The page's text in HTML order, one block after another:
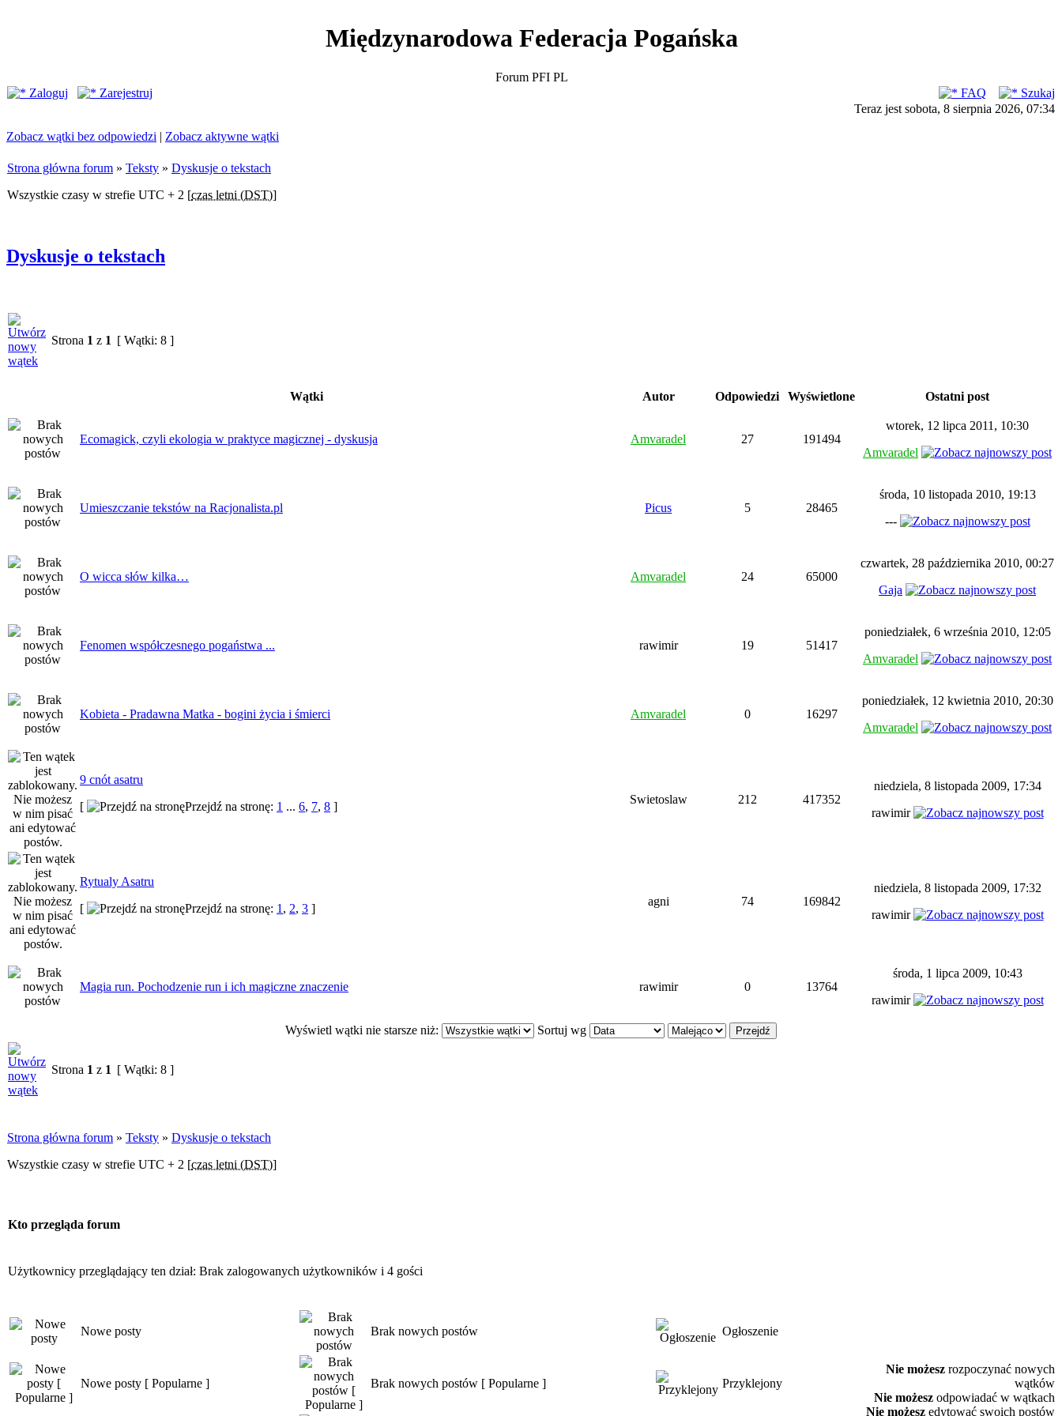
Międzynarodowa Federacja Pogańska
Forum PFI PL
Zaloguj
Zarejestruj FAQ
Szukaj
Teraz jest sobota, 8 sierpnia 2026, 07:34
Zobacz wątki bez odpowiedzi | Zobacz aktywne wątki
Strona główna forum » Teksty » Dyskusje o tekstach
Wszystkie czasy w strefie UTC + 2 [czas letni (DST)]
Dyskusje o tekstach
Strona 1 z 1 [ Wątki: 8 ]
Wątki Autor Odpowiedzi Wyświetlone Ostatni post
Ecomagick, czyli ekologia w praktyce magicznej - dyskusja Amvaradel 27 191494
wtorek, 12 lipca 2011, 10:30
Amvaradel
Umieszczanie tekstów na Racjonalista.pl Picus 5 28465
środa, 10 listopada 2010, 19:13
---
O wicca słów kilka… Amvaradel 24 65000
czwartek, 28 października 2010, 00:27
Gaja
Fenomen współczesnego pogaństwa ... rawimir 19 51417
poniedziałek, 6 września 2010, 12:05
Amvaradel
Kobieta - Pradawna Matka - bogini życia i śmierci Amvaradel 0 16297
poniedziałek, 12 kwietnia 2010, 20:30
Amvaradel
9 cnót asatru
[
Przejdź na stronę: 1 ... 6, 7, 8 ]
Swietoslaw 212 417352
niedziela, 8 listopada 2009, 17:34
rawimir
Rytualy Asatru
[
Przejdź na stronę: 1 , 2, 3 ]
agni 74 169842
niedziela, 8 listopada 2009, 17:32
rawimir
Magia run. Pochodzenie run i ich magiczne znaczenie rawimir 0 13764
środa, 1 lipca 2009, 10:43
rawimir
Wyświetl wątki nie starsze niż: Sortuj wg
Strona 1 z 1 [ Wątki: 8 ]
Strona główna forum » Teksty » Dyskusje o tekstach
Wszystkie czasy w strefie UTC + 2 [czas letni (DST)]
Kto przegląda forum
Użytkownicy przeglądający ten dział: Brak zalogowanych użytkowników i 4 gości
Nowe posty Brak nowych postów Ogłoszenie
Nowe posty [ Popularne ] Brak nowych postów [ Popularne ] Przyklejony
Nie możesz rozpoczynać nowych
wątków
Nie możesz odpowiadać w wątkach
Nie możesz edytować swoich postów